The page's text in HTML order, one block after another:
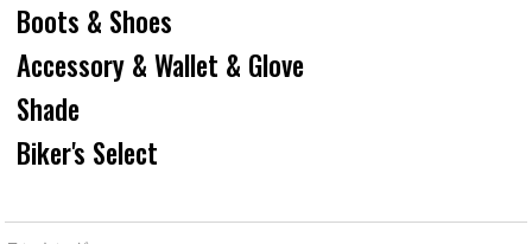
Boots & Shoes
Accessory & Wallet & Glove
Shade
Biker's Select